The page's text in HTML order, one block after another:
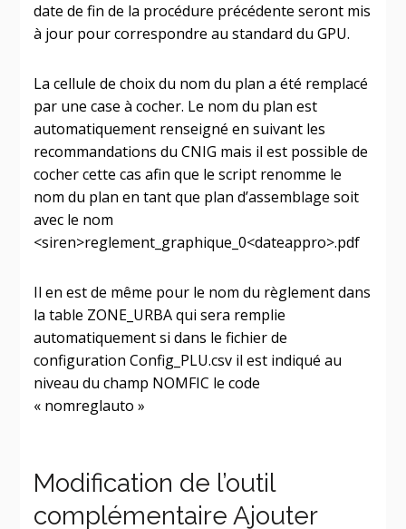
date de fin de la procédure précédente seront mis
à jour pour correspondre au standard du GPU.
La cellule de choix du nom du plan a été remplacé
par une case à cocher. Le nom du plan est
automatiquement renseigné en suivant les
recommandations du CNIG mais il est possible de
cocher cette cas afin que le script renomme le
nom du plan en tant que plan d’assemblage soit
avec le nom
<siren>reglement_graphique_0<dateappro>.pdf
Il en est de même pour le nom du règlement dans
la table ZONE_URBA qui sera remplie
automatiquement si dans le fichier de
configuration Config_PLU.csv il est indiqué au
niveau du champ NOMFIC le code
« nomreglauto »
Modification de l’outil
complémentaire Ajouter